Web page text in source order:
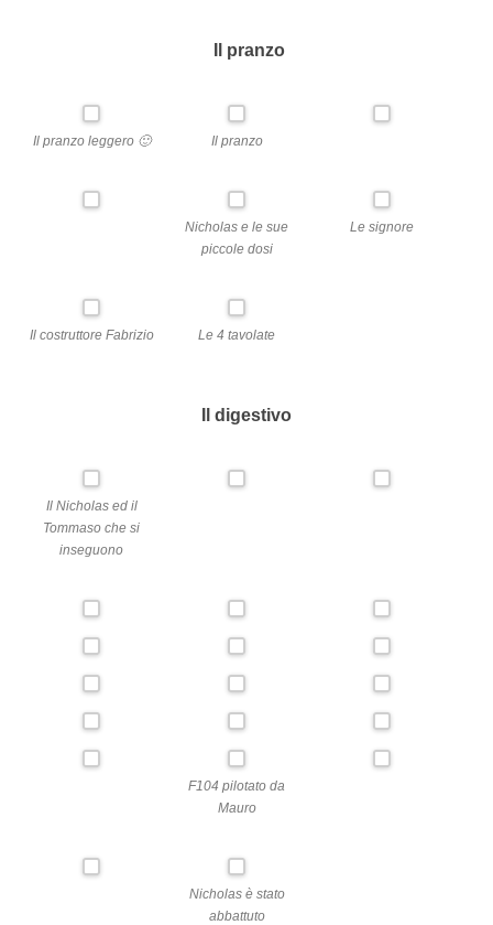
Il pranzo
Il pranzo leggero 🙂 Il pranzo
Nicholas e le sue
piccole dosi
Le signore
Il costruttore Fabrizio Le 4 tavolate
Il digestivo
Il Nicholas ed il
Tommaso che si
inseguono
F104 pilotato da
Mauro
Nicholas è stato
abbattuto